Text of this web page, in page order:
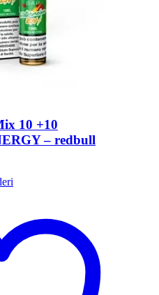
10 +10
– redbull